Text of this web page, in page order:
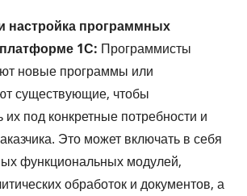
настройка программных
1С: Программисты
новые программы или
существующие, чтобы
их под конкретные потребности и
Это может включать в себя
функциональных модулей,
обработок и документов, а